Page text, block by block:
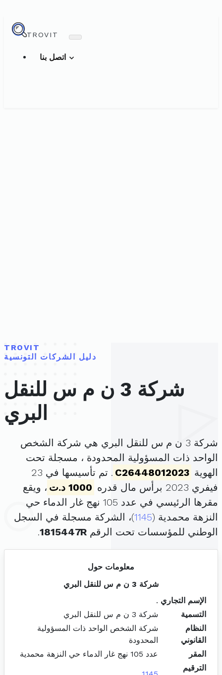
TROVIT
TROVIT
دليل الشركات التونسية
شركة 3 ن م س للنقل
البري
شركة 3 ن م س للنقل البري هي شركة الشخص
الواحد ذات المسؤولية المحدودة ، مسجلة تحت
الهوية C26448012023
. تم تأسيسها في 23
فيفري 2023 برأس مال قدره
1000 د.ت
، ويقع
مقرها الرئيسي في عدد 105 نهج غار الدماء حي
النزهة محمدية (1145)، الشركة مسجلة في السجل
الوطني للمؤسسات تحت الرقم 1815447R
.
معلومات حول
شركة 3 ن م س للنقل البري
الإسم التجاري .
التسمية
شركة 3 ن م س للنقل البري
النظام
القانوني
شركة الشخص الواحد ذات المسؤولية
المحدودة
المقر
عدد 105 نهج غار الدماء حي النزهة محمدية
الترقيم